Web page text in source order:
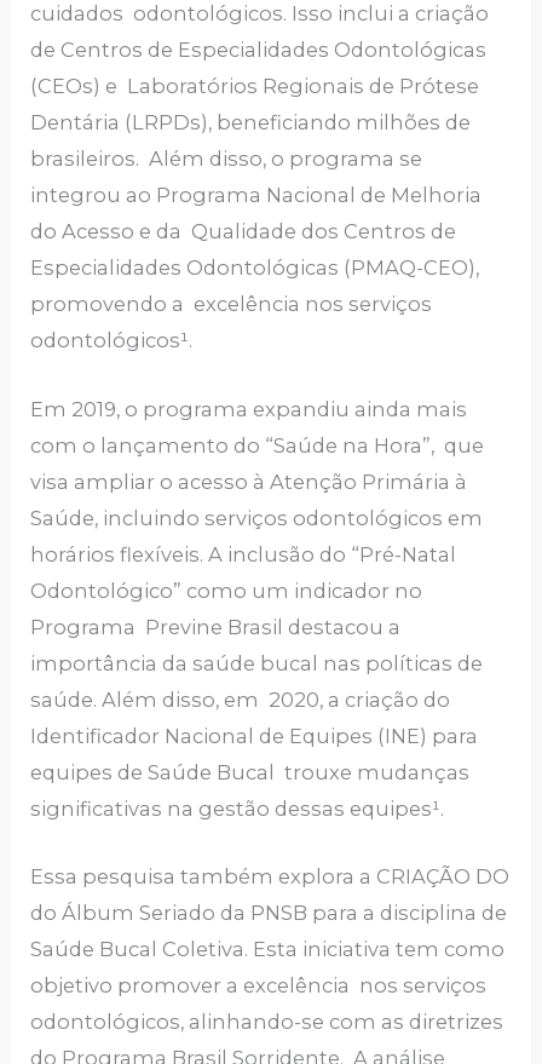
cuidados odontológicos. Isso inclui a criação
de Centros de Especialidades Odontológicas
(CEOs) e Laboratórios Regionais de Prótese
Dentária (LRPDs), beneficiando milhões de
brasileiros. Além disso, o programa se
integrou ao Programa Nacional de Melhoria
do Acesso e da Qualidade dos Centros de
Especialidades Odontológicas (PMAQ-CEO),
promovendo a excelência nos serviços
odontológicos¹.
Em 2019, o programa expandiu ainda mais
com o lançamento do “Saúde na Hora”, que
visa ampliar o acesso à Atenção Primária à
Saúde, incluindo serviços odontológicos em
horários flexíveis. A inclusão do “Pré-Natal
Odontológico” como um indicador no
Programa Previne Brasil destacou a
importância da saúde bucal nas políticas de
saúde. Além disso, em 2020, a criação do
Identificador Nacional de Equipes (INE) para
equipes de Saúde Bucal trouxe mudanças
significativas na gestão dessas equipes¹.
Essa pesquisa também explora a CRIAÇÃO DO
do Álbum Seriado da PNSB para a disciplina de
Saúde Bucal Coletiva. Esta iniciativa tem como
objetivo promover a excelência nos serviços
odontológicos, alinhando-se com as diretrizes
do Programa Brasil Sorridente. A análise